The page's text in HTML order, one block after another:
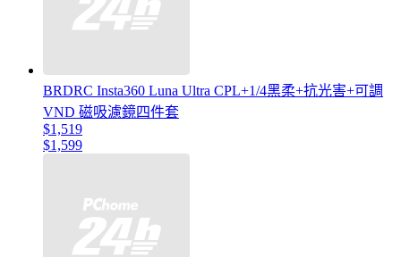
BRDRC Insta360 Luna Ultra CPL+1/4黑柔+抗光害+可調
VND 磁吸濾鏡四件套
$1,519
$1,599